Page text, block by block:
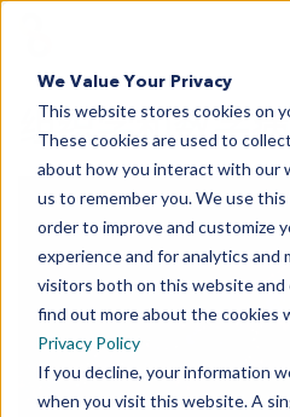
We Value Your Privacy
This website stores cookies on
These cookies are used to
about how you interact with our
us to remember you. We use
order to improve and customize
experience and for analytics and
visitors both on this website and
find out more about the cookies
Privacy Policy
If you decline, your information
when you visit this website. A
日本
简体
All Contact
组织学和数字